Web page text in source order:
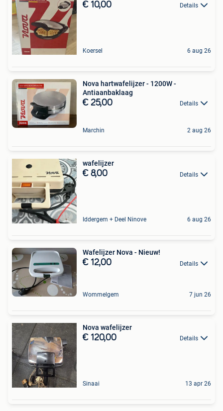
€ 10,00 Details
Koersel 6 aug 26
Nova hartwafelijzer - 1200W -
Antiaanbaklaag
€ 25,00 Details
Marchin 2 aug 26
wafelijzer
€ 8,00 Details
Iddergem + Deel Ninove 6 aug 26
Wafelijzer Nova - Nieuw!
€ 12,00 Details
Wommelgem 7 jun 26
Nova wafelijzer
€ 120,00 Details
Sinaai 13 apr 26